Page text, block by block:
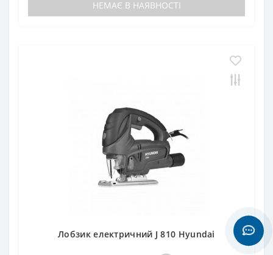
НЕМАЄ В НАЯВНОСТІ
Лобзик електричний J 810 Hyundai